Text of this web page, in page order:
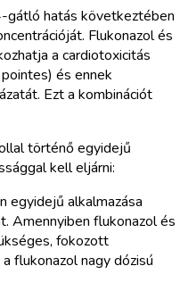
gátló hatás következtében
Flukonazol és
a cardiotoxicitás
és ennek
Ezt a kombinációt
történő egyidejű
kell eljárni:
egyidejű alkalmazása
Amennyiben flukonazol és
fokozott
flukonazol nagy dózisú